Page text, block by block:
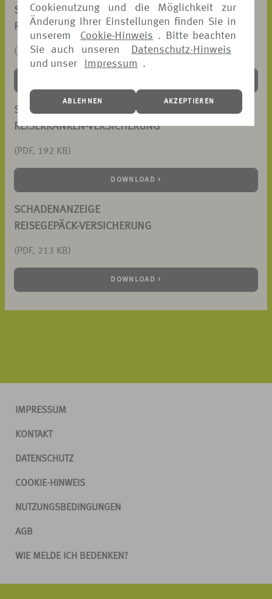
Cookienutzung und die Möglichkeit zur
Änderung Ihrer Einstellungen finden Sie in
unserem
Cookie-Hinweis . Bitte beachten
Sie auch unseren
Datenschutz-Hinweis
und unser
Impressum .
ABLEHNEN AKZEPTIEREN
SCHADENANZEIGE
REISERÜCKTRITT-VERSICHERUNG
(PDF, 326 KB)
SCHADENANZEIGE
REISEKRANKEN-VERSICHERUNG
(PDF, 192 KB)
DOWNLOAD >
SCHADENANZEIGE
REISEGEPÄCK-VERSICHERUNG
(PDF, 213 KB)
DOWNLOAD >
IMPRESSUM
KONTAKT
DATENSCHUTZ
COOKIE-HINWEIS
NUTZUNGSBEDINGUNGEN
AGB
WIE MELDE ICH BEDENKEN?